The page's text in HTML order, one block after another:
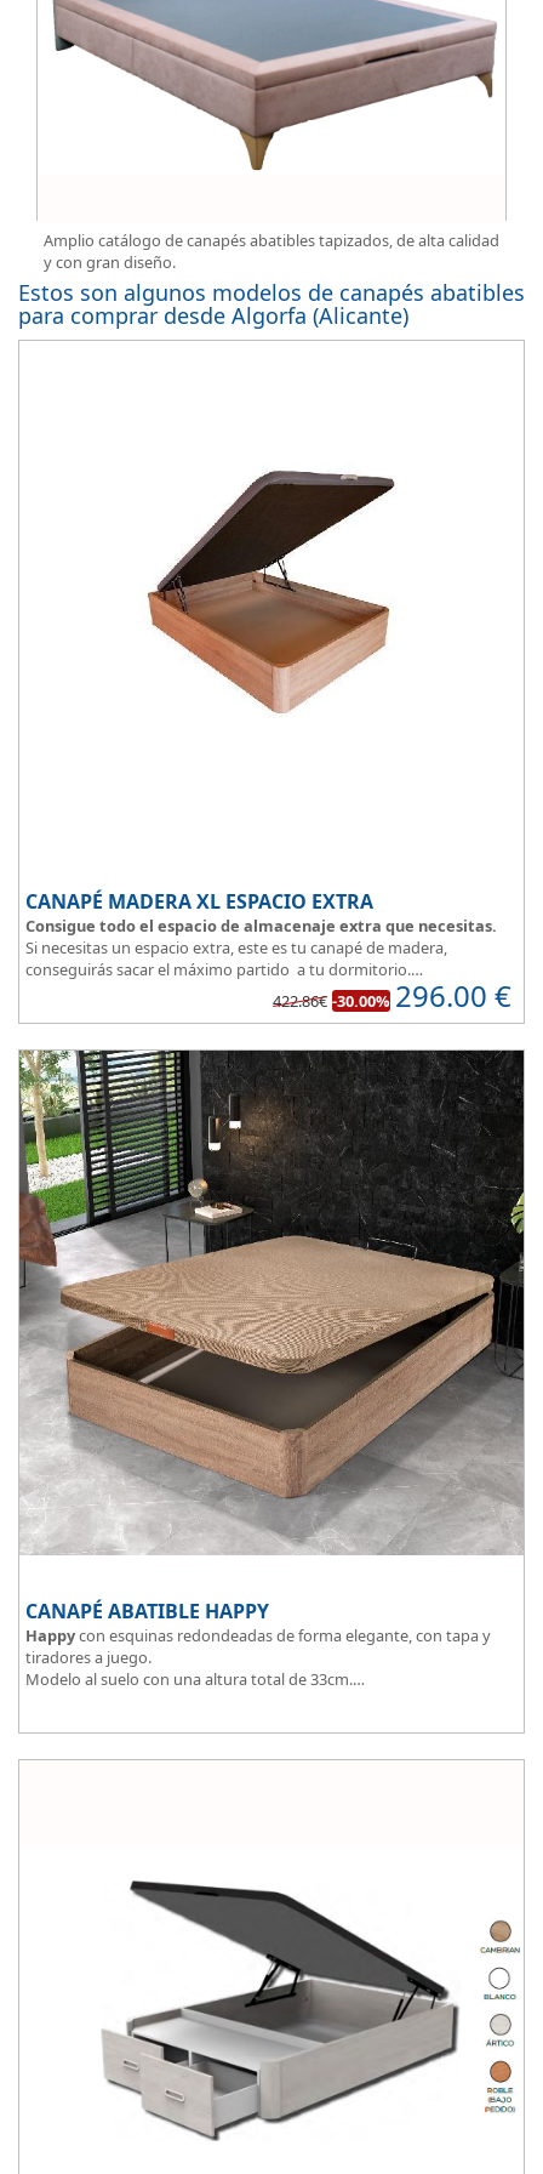
Amplio catálogo de canapés abatibles tapizados, de alta calidad
y con gran diseño.
Estos son algunos modelos de canapés abatibles
para comprar desde Algorfa (Alicante)
CANAPÉ MADERA XL ESPACIO EXTRA
Consigue todo el espacio de almacenaje extra que necesitas.
Si necesitas un espacio extra, este es tu canapé de madera,
conseguirás sacar el máximo partido a tu dormitorio.
y es muy transpirable, fabricada con tejido
3D y tapizada en elegante color gris.
que el polvo no se acumule debajo de la cama.
Disponible en 5 colores de madera: Blanco, ártico, cambrian,
wengue y cerezo.
422.86€ -30.00% 296.00 €
CANAPÉ ABATIBLE HAPPY
Happycon esquinas redondeadas de forma elegante, con tapa y
tiradores a juego.
Modelo al suelo con una altura total de 33cm.